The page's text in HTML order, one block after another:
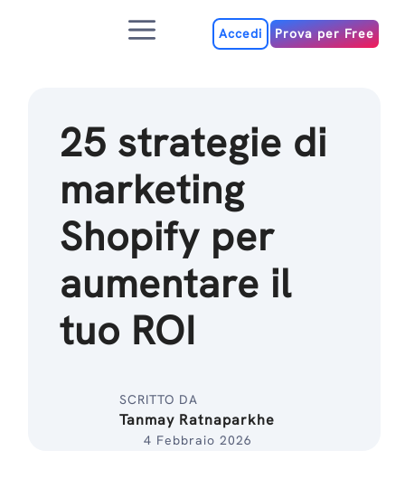
MenuAccedi Prova per Free
25 strategie di
marketing
Shopify per
aumentare il
tuo ROI
SCRITTO DA
Tanmay Ratnaparkhe
4 Febbraio 2026